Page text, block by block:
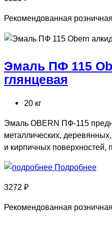
Рекомендованная
Эмаль ПФ 115
глянцевая
20 кг
Эмаль OBERN ПФ-115
металлических,
и кирпичных
Подробнее
3272 ₽
Рекомендованная